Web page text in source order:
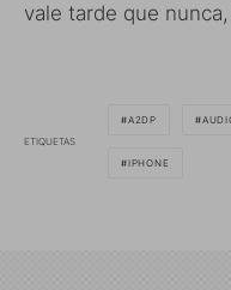
vale tarde que
ETIQUETAS
A2DP
IPHONE